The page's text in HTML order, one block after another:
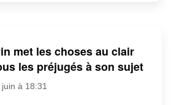
met les choses au clair
les préjugés à son sujet
à 18:31